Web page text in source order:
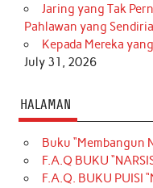
Jaring yang Tak
Pahlawan yang
Kepada Mereka
July 31, 2026
HALAMAN
Buku “Membangun
F.A.Q BUKU
F.A.Q. BUKU PUISI